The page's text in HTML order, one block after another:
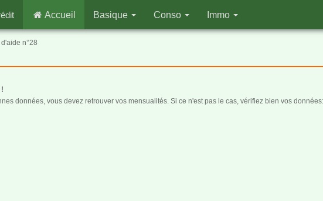
Accueil Basique Conso Immo
n°28
données, vous devez retrouver vos mensualités. Si ce n'est pas le cas, vérifiez bien vos